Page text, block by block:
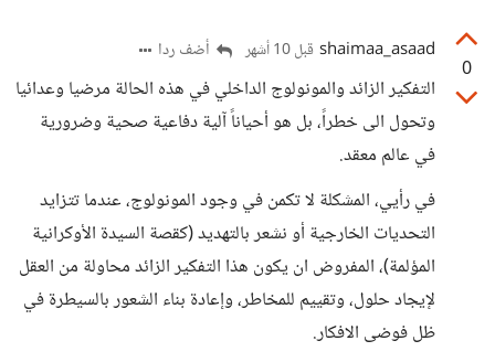
0
shaimaa_asaad قبل 10 أشهر أضف ردا
التفكير الزائد والمونولوج الداخلي في هذه الحالة مرضيا وعدائيا
وتحول الى خطراً، بل هو أحياناً آلية دفاعية صحية وضرورية
في عالم معقد.
في رأيي، المشكلة لا تكمن في وجود المونولوج، عندما تتزايد
التحديات الخارجية أو نشعر بالتهديد (كقصة السيدة الأوكرانية
المؤلمة)، المفروض ان يكون هذا التفكير الزائد محاولة من العقل
لإيجاد حلول، وتقييم للمخاطر، وإعادة بناء الشعور بالسيطرة في
ظل فوضى الافكار.